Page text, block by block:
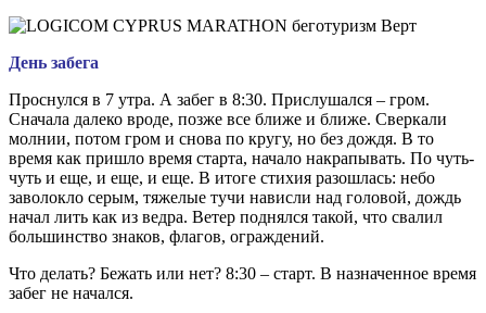
День забега
Проснулся в 7 утра. А забег в 8:30. Прислушался – гром.
Сначала далеко вроде, позже все ближе и ближе. Сверкали
молнии, потом гром и снова по кругу, но без дождя. В то
время как пришло время старта, начало накрапывать. По чуть-
чуть и еще, и еще, и еще. В итоге стихия разошлась: небо
заволокло серым, тяжелые тучи нависли над головой, дождь
начал лить как из ведра. Ветер поднялся такой, что свалил
большинство знаков, флагов, ограждений.
Что делать? Бежать или нет? 8:30 – старт. В назначенное время
забег не начался.